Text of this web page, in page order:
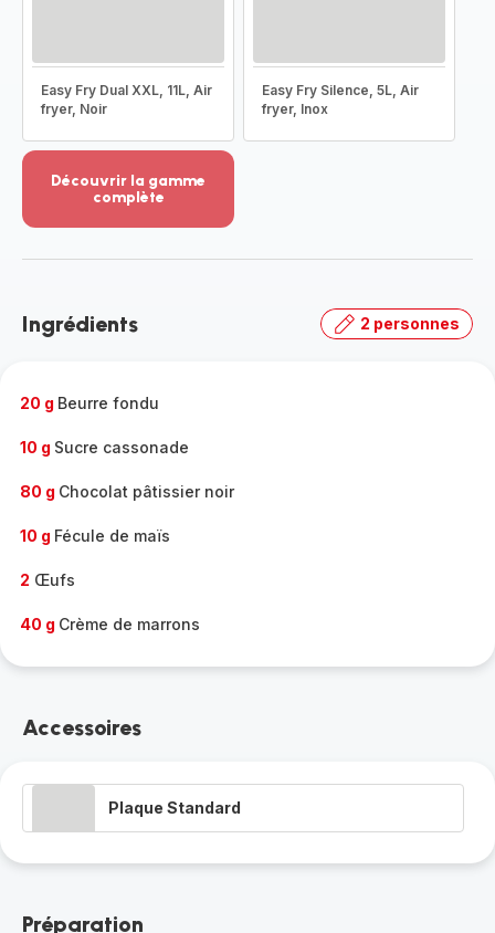
Easy Fry Dual XXL, 11L, Air
fryer, Noir
Easy Fry Silence, 5L, Air
fryer, Inox
Découvrir la gamme
complète
-
gamme
Ingrédients 2 personnes
20 g Beurre fondu
10 g Sucre cassonade
80 g Chocolat pâtissier noir
10 g Fécule de maïs
2 Œufs
40 g Crème de marrons
Accessoires
Plaque Standard
Préparation